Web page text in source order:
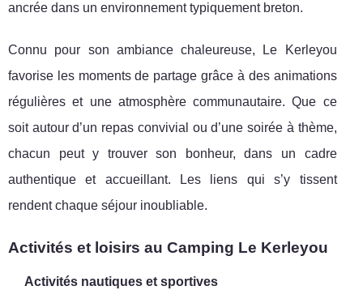
ancrée dans un environnement typiquement breton.
Connu pour son ambiance chaleureuse, Le Kerleyou
favorise les moments de partage grâce à des animations
régulières et une atmosphère communautaire. Que ce
soit autour d’un repas convivial ou d’une soirée à thème,
chacun peut y trouver son bonheur, dans un cadre
authentique et accueillant. Les liens qui s’y tissent
rendent chaque séjour inoubliable.
Activités et loisirs au Camping Le Kerleyou
Activités nautiques et sportives